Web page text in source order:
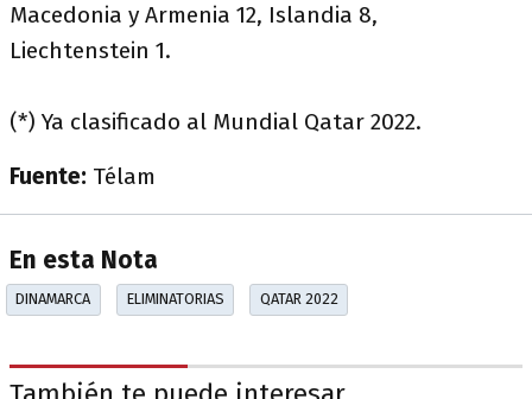
Macedonia y Armenia 12, Islandia 8,
Liechtenstein 1.
(*) Ya clasificado al Mundial Qatar 2022.
Fuente: Télam
En esta Nota
DINAMARCA ELIMINATORIAS QATAR 2022